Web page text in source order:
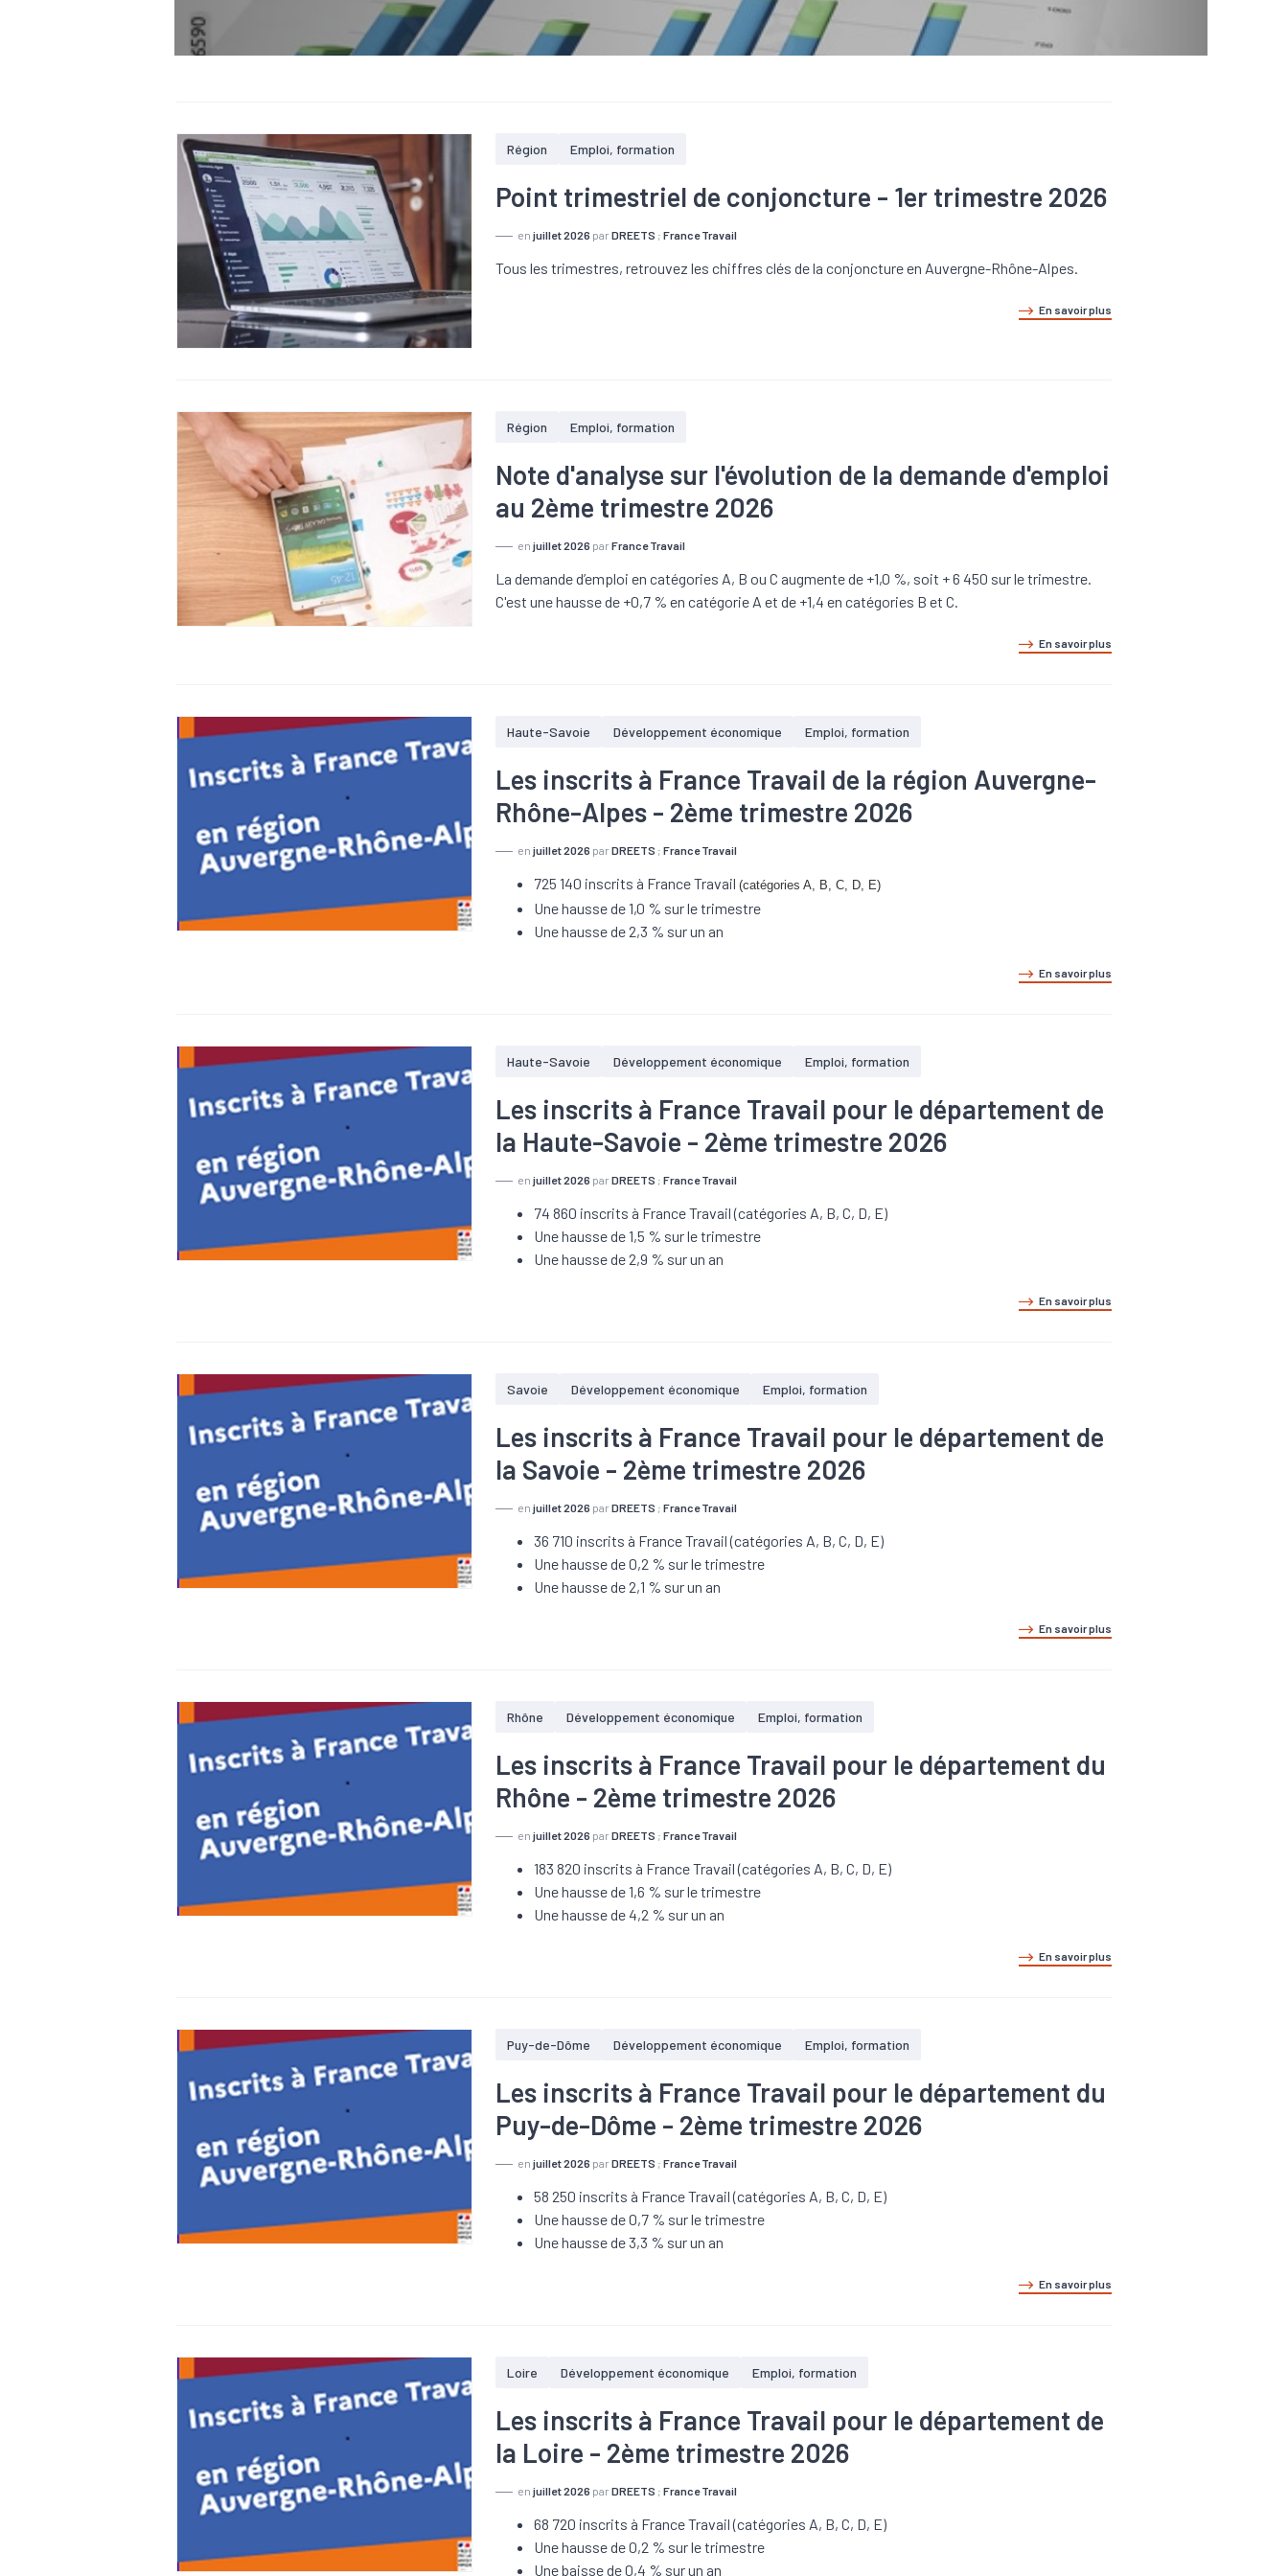
Région Emploi, formation
Point trimestriel de conjoncture - 1er trimestre 2026
enjuillet 2026 parDREETS ;France Travail
Tous les trimestres, retrouvez les chiffres clés de la conjoncture en Auvergne-Rhône-Alpes.
En savoir plus
Région Emploi, formation
Note d'analyse sur l'évolution de la demande d'emploi
au 2ème trimestre 2026
enjuillet 2026 parFrance Travail
La demande d’emploi en catégories A, B ou C augmente de +1,0 %, soit + 6 450 sur le trimestre.
C'est une hausse de +0,7 % en catégorie A et de +1,4 en catégories B et C.
En savoir plus
Haute-Savoie Développement économique Emploi, formation
Les inscrits à France Travail de la région Auvergne-
Rhône-Alpes - 2ème trimestre 2026
enjuillet 2026 parDREETS ;France Travail
725 140 inscrits à France Travail(catégories A, B, C, D, E)
Une hausse de 1,0 % sur le trimestre
Une hausse de 2,3 % sur un an
En savoir plus
Haute-Savoie Développement économique Emploi, formation
Les inscrits à France Travail pour le département de
la Haute-Savoie - 2ème trimestre 2026
enjuillet 2026 parDREETS ;France Travail
74 860 inscrits à France Travail (catégories A, B, C, D, E)
Une hausse de 1,5 % sur le trimestre
Une hausse de 2,9 % sur un an
En savoir plus
Savoie Développement économique Emploi, formation
Les inscrits à France Travail pour le département de
la Savoie - 2ème trimestre 2026
enjuillet 2026 parDREETS ;France Travail
36 710 inscrits à France Travail (catégories A, B, C, D, E)
Une hausse de 0,2 % sur le trimestre
Une hausse de 2,1 % sur un an
En savoir plus
Rhône Développement économique Emploi, formation
Les inscrits à France Travail pour le département du
Rhône - 2ème trimestre 2026
enjuillet 2026 parDREETS ;France Travail
183 820 inscrits à France Travail (catégories A, B, C, D, E)
Une hausse de 1,6 % sur le trimestre
Une hausse de 4,2 % sur un an
En savoir plus
Puy-de-Dôme Développement économique Emploi, formation
Les inscrits à France Travail pour le département du
Puy-de-Dôme - 2ème trimestre 2026
enjuillet 2026 parDREETS ;France Travail
58 250 inscrits à France Travail (catégories A, B, C, D, E)
Une hausse de 0,7 % sur le trimestre
Une hausse de 3,3 % sur un an
En savoir plus
Loire Développement économique Emploi, formation
Les inscrits à France Travail pour le département de
la Loire - 2ème trimestre 2026
enjuillet 2026 parDREETS ;France Travail
68 720 inscrits à France Travail (catégories A, B, C, D, E)
Une hausse de 0,2 % sur le trimestre
Une baisse de 0,4 % sur un an